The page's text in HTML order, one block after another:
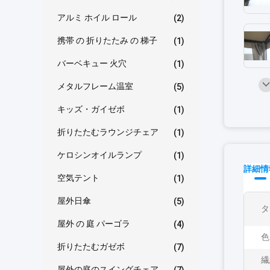
アルミ ホイル ロール (2)
携帯 の 折りたたみ の 梯子 (1)
バーベキュー 火穴 (1)
メタルフレーム温室 (5)
キッズ・ガイゼボ (1)
折りたたむラウンジチェア (1)
ケロシンオイルランプ (1)
空気テント (1)
屋外日傘 (5)
屋外 の 庭 パーゴラ (4)
折りたたむガゼボ (7)
詳細